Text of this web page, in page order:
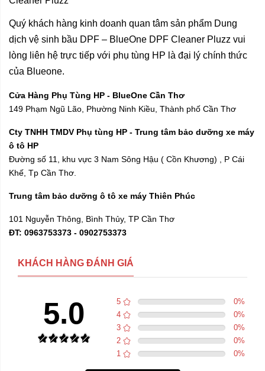
Quý khách hàng kinh doanh quan tâm sản phẩm Dung
dịch vệ sinh bầu DPF – BlueOne DPF Cleaner Pluzz vui
lòng liên hệ trực tiếp với phụ tùng HP là đại lý chính thức
của Blueone.
Cửa Hàng Phụ Tùng HP - BlueOne Cần Thơ
149 Phạm Ngũ Lão, Phường Ninh Kiều, Thành phố Cần Thơ
Cty TNHH TMDV Phụ tùng HP - Trung tâm bảo dưỡng xe máy
ô tô HP
Đường số 11, khu vực 3 Nam Sông Hậu ( Cồn Khương) , P Cái
Khế, Tp Cần Thơ.
Trung tâm bảo dưỡng ô tô xe máy Thiên Phúc
101 Nguyễn Thông, Bình Thủy, TP Cần Thơ
ĐT: 0963753373 - 0902753373
KHÁCH HÀNG ĐÁNH GIÁ
5.0 5 0%
4
0%
3
0%
2
0%
1
0%